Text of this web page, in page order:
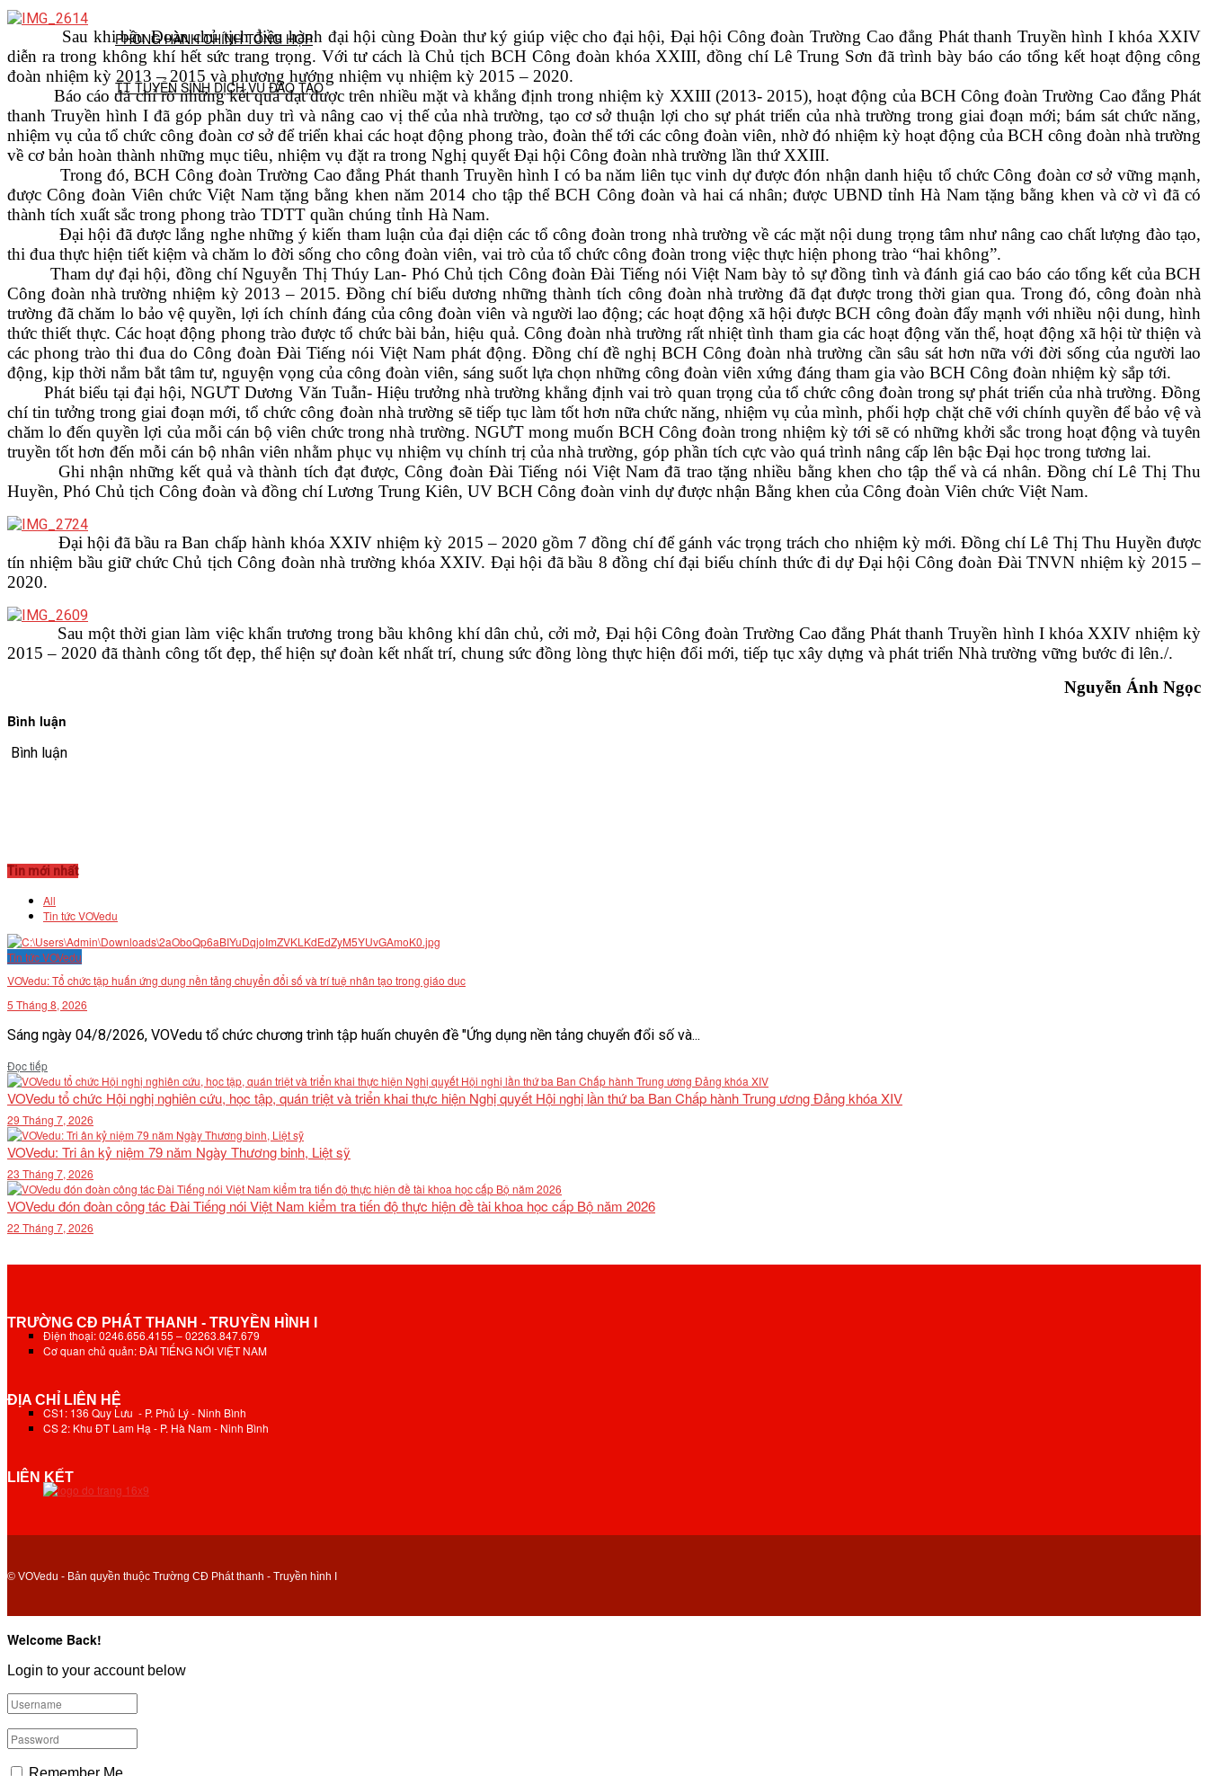
PHÒNG HÀNH CHÍNH TỔNG HỢP
TT TUYỂN SINH DỊCH VỤ ĐÀO TẠO
NGHIÊN CỨU KHOA HỌC
VĂN BẢN
THƯ VIỆN
Sau khi bầu Đoàn chủ tịch điều hành đại hội cùng Đoàn thư ký giúp việc cho đại hội, Đại hội Công đoàn Trường Cao đẳng Phát thanh Truyền hình I khóa XXIV
diễn ra trong không khí hết sức trang trọng. Với tư cách là Chủ tịch BCH Công đoàn khóa XXIII, đồng chí Lê Trung Sơn đã trình bày báo cáo tổng kết hoạt động công
đoàn nhiệm kỳ 2013 – 2015 và phương hướng nhiệm vụ nhiệm kỳ 2015 – 2020.
Báo cáo đã chỉ rõ những kết quả đạt được trên nhiều mặt và khẳng định trong nhiệm kỳ XXIII (2013- 2015), hoạt động của BCH Công đoàn Trường Cao đẳng Phát
thanh Truyền hình I đã góp phần duy trì và nâng cao vị thế của nhà trường, tạo cơ sở thuận lợi cho sự phát triển của nhà trường trong giai đoạn mới; bám sát chức năng,
nhiệm vụ của tổ chức công đoàn cơ sở để triển khai các hoạt động phong trào, đoàn thể tới các công đoàn viên, nhờ đó nhiệm kỳ hoạt động của BCH công đoàn nhà trường
về cơ bản hoàn thành những mục tiêu, nhiệm vụ đặt ra trong Nghị quyết Đại hội Công đoàn nhà trường lần thứ XXIII.
Trong đó, BCH Công đoàn Trường Cao đẳng Phát thanh Truyền hình I có ba năm liên tục vinh dự được đón nhận danh hiệu tổ chức Công đoàn cơ sở vững mạnh,
được Công đoàn Viên chức Việt Nam tặng bằng khen năm 2014 cho tập thể BCH Công đoàn và hai cá nhân; được UBND tỉnh Hà Nam tặng bằng khen và cờ vì đã có
thành tích xuất sắc trong phong trào TDTT quần chúng tỉnh Hà Nam.
Đại hội đã được lắng nghe những ý kiến tham luận của đại diện các tổ công đoàn trong nhà trường về các mặt nội dung trọng tâm như nâng cao chất lượng đào tạo,
thi đua thực hiện tiết kiệm và chăm lo đời sống cho công đoàn viên, vai trò của tổ chức công đoàn trong việc thực hiện phong trào “hai không”.
Tham dự đại hội, đồng chí Nguyễn Thị Thúy Lan- Phó Chủ tịch Công đoàn Đài Tiếng nói Việt Nam bày tỏ sự đồng tình và đánh giá cao báo cáo tổng kết của BCH
Công đoàn nhà trường nhiệm kỳ 2013 – 2015. Đồng chí biểu dương những thành tích công đoàn nhà trường đã đạt được trong thời gian qua. Trong đó, công đoàn nhà
trường đã chăm lo bảo vệ quyền, lợi ích chính đáng của công đoàn viên và người lao động; các hoạt động xã hội được BCH công đoàn đẩy mạnh với nhiều nội dung, hình
thức thiết thực. Các hoạt động phong trào được tổ chức bài bản, hiệu quả. Công đoàn nhà trường rất nhiệt tình tham gia các hoạt động văn thể, hoạt động xã hội từ thiện và
các phong trào thi đua do Công đoàn Đài Tiếng nói Việt Nam phát động. Đồng chí đề nghị BCH Công đoàn nhà trường cần sâu sát hơn nữa với đời sống của người lao
động, kịp thời nắm bắt tâm tư, nguyện vọng của công đoàn viên, sáng suốt lựa chọn những công đoàn viên xứng đáng tham gia vào BCH Công đoàn nhiệm kỳ sắp tới.
Phát biểu tại đại hội, NGƯT Dương Văn Tuẫn- Hiệu trưởng nhà trường khẳng định vai trò quan trọng của tổ chức công đoàn trong sự phát triển của nhà trường. Đồng
chí tin tưởng trong giai đoạn mới, tổ chức công đoàn nhà trường sẽ tiếp tục làm tốt hơn nữa chức năng, nhiệm vụ của mình, phối hợp chặt chẽ với chính quyền để bảo vệ và
chăm lo đến quyền lợi của mỗi cán bộ viên chức trong nhà trường. NGƯT mong muốn BCH Công đoàn trong nhiệm kỳ tới sẽ có những khởi sắc trong hoạt động và tuyên
truyền tốt hơn đến mỗi cán bộ nhân viên nhằm phục vụ nhiệm vụ chính trị của nhà trường, góp phần tích cực vào quá trình nâng cấp lên bậc Đại học trong tương lai.
Ghi nhận những kết quả và thành tích đạt được, Công đoàn Đài Tiếng nói Việt Nam đã trao tặng nhiều bằng khen cho tập thể và cá nhân. Đồng chí Lê Thị Thu
Huyền, Phó Chủ tịch Công đoàn và đồng chí Lương Trung Kiên, UV BCH Công đoàn vinh dự được nhận Bằng khen của Công đoàn Viên chức Việt Nam.
Đại hội đã bầu ra Ban chấp hành khóa XXIV nhiệm kỳ 2015 – 2020 gồm 7 đồng chí để gánh vác trọng trách cho nhiệm kỳ mới. Đồng chí Lê Thị Thu Huyền được
tín nhiệm bầu giữ chức Chủ tịch Công đoàn nhà trường khóa XXIV. Đại hội đã bầu 8 đồng chí đại biểu chính thức đi dự Đại hội Công đoàn Đài TNVN nhiệm kỳ 2015 –
2020.
Sau một thời gian làm việc khẩn trương trong bầu không khí dân chủ, cởi mở, Đại hội Công đoàn Trường Cao đẳng Phát thanh Truyền hình I khóa XXIV nhiệm kỳ
2015 – 2020 đã thành công tốt đẹp, thể hiện sự đoàn kết nhất trí, chung sức đồng lòng thực hiện đổi mới, tiếp tục xây dựng và phát triển Nhà trường vững bước đi lên./.
Nguyễn Ánh Ngọc
Bình luận
Bình luận
Tin mới nhất
All
Tin tức VOVedu
Tin tức VOVedu
VOVedu: Tổ chức tập huấn ứng dụng nền tảng chuyển đổi số và trí tuệ nhân tạo trong giáo dục
5 Tháng 8, 2026
Sáng ngày 04/8/2026, VOVedu tổ chức chương trình tập huấn chuyên đề "Ứng dụng nền tảng chuyển đổi số và...
Đọc tiếpDetails
VOVedu tổ chức Hội nghị nghiên cứu, học tập, quán triệt và triển khai thực hiện Nghị quyết Hội nghị lần thứ ba Ban Chấp hành Trung ương Đảng khóa XIV
29 Tháng 7, 2026
VOVedu: Tri ân kỷ niệm 79 năm Ngày Thương binh, Liệt sỹ
23 Tháng 7, 2026
VOVedu đón đoàn công tác Đài Tiếng nói Việt Nam kiểm tra tiến độ thực hiện đề tài khoa học cấp Bộ năm 2026
22 Tháng 7, 2026
TRƯỜNG CĐ PHÁT THANH - TRUYỀN HÌNH I
Điện thoại: 0246.656.4155 – 02263.847.679
Cơ quan chủ quản: ĐÀI TIẾNG NÓI VIỆT NAM
ĐỊA CHỈ LIÊN HỆ
CS1: 136 Quy Lưu - P. Phủ Lý - Ninh Bình
CS 2: Khu ĐT Lam Hạ - P. Hà Nam - Ninh Bình
LIÊN KẾT
© VOVedu - Bản quyền thuộc Trường CĐ Phát thanh - Truyền hình I
Welcome Back!
Login to your account below
Remember Me